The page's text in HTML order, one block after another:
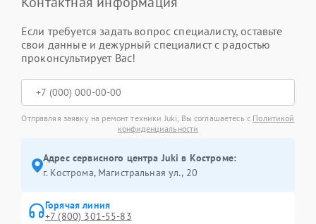
Если требуется задать вопрос специалисту, оставьте
свои данные и дежурный специалист с радостью
проконсультирует Вас!
Отправляя заявку на ремонт техники Juki, Вы соглашаетесь с Политикой
конфиденциальности
Адрес сервисного центра Juki в Костроме:
г. Кострома, Магистральная ул., 20
Горячая линия
+7 (800) 301-55-83